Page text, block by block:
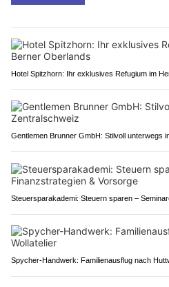
Hotel Spitzhorn: Ihr exklusives Refugium im
Gentlemen Brunner GmbH: Stilvoll unterwegs
Steuersparakademi: Steuern sparen –
Spycher-Handwerk: Familienausflug nach